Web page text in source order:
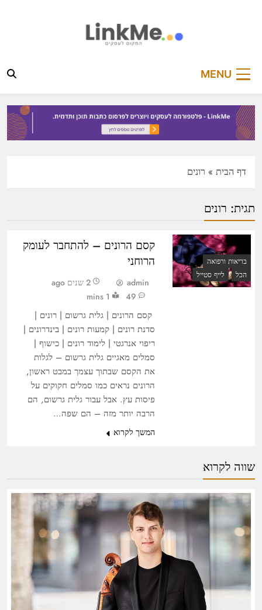
MENU
דף הבית » רונים
תגית: רונים
בריאות ורפואה
הכל
לייף סטייל
קסם הרונים – להתחבר לעומק
הרוחני
admin
2 שנים ago
49
1 mins
קסם הרונים | גלית גרשום | רונים |
סדנת רונים | קמעות רונים | בינדרונים |
ריפוי אנרגטי | לימוד רונים | כישוף |
סמלים מאגיים גלית גרשום – לגלות
את הקסם שבתוך עצמך במבט ראשון,
הרונים נראים כמו סמלים חקוקים על
פיסות עץ. אבל עבור גלית גרשום, הם
הרבה יותר מזה – הם שפה…
המשך לקרוא
שווה לקרוא